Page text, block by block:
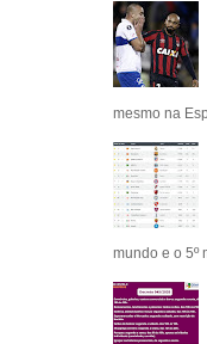
mesmo na
mundo e o 5º